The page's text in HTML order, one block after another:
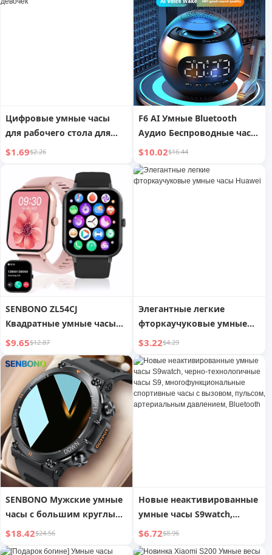
жира, для здоровья,
студенческие электронные
весы
Цифровые умные часы
для рабочего стола для
маленьких девочек
$1.69$2.26
F6 AI Умные Bluetooth
Аудио Беспроводные часы
с будильником
$10.02$16.44
SENBONO ZL54CJ
Квадратные умные часы
Женские BT звонки Пульс
Спортивный режим
Фитнес-трекер
Водонепроницаемые
умные часы Мужские для
IOS Android
$9.65$12.87
Элегантные легкие
фторкаучуковые умные
часы Huawei
$3.22$4.29
SENBONO Мужские умные
часы с большим круглым
экраном, ответом на
вызов по беспроводной
$18.42$24.56
Новые неактивированные
умные часы S9watch,
черно-технологичные
часы S9,
$6.72$8.96